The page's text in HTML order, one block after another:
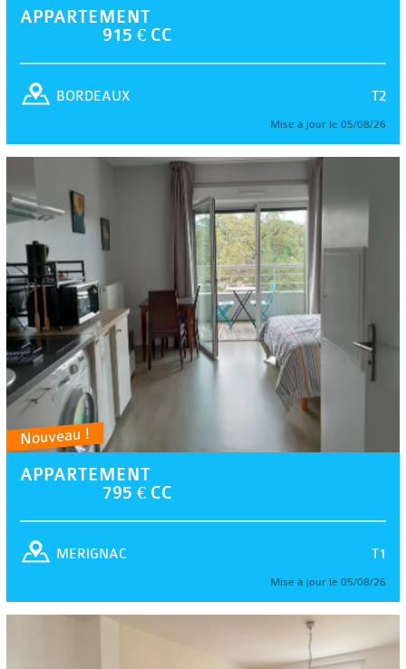
APPARTEMENT
915 € CC
T2
BORDEAUX
Mise à jour le 05/08/26
Nouveau !
APPARTEMENT
795 € CC
T1
MERIGNAC
Mise à jour le 05/08/26